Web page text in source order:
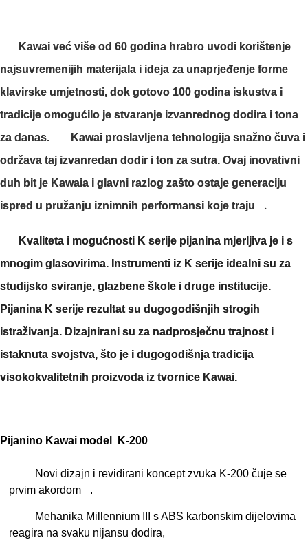
Kawai već više od 60 godina hrabro uvodi korištenje
najsuvremenijih materijala i ideja za unaprjeđenje forme
klavirske umjetnosti, dok gotovo 100 godina iskustva i
tradicije omogućilo je stvaranje izvanrednog dodira i tona
za danas.
Kawai proslavljena tehnologija snažno čuva i
održava taj izvanredan dodir i ton za sutra. Ovaj inovativni
duh bit je Kawaia i glavni razlog zašto ostaje generaciju
ispred u pružanju iznimnih performansi koje traju
.
Kvaliteta i mogućnosti K serije pijanina mjerljiva je i s
mnogim glasovirima. Instrumenti iz K serije idealni su za
studijsko sviranje, glazbene škole i druge institucije.
Pijanina K serije rezultat su dugogodišnjih strogih
istraživanja. Dizajnirani su za nadprosječnu trajnost i
istaknuta svojstva, što je i dugogodišnja tradicija
visokokvalitetnih proizvoda iz tvornice Kawai.
Pijanino Kawai model K-200
Novi dizajn i revidirani koncept zvuka K-200 čuje se
prvim akordom
.
Mehanika Millennium III s ABS karbonskim dijelovima
reagira na svaku nijansu dodira,